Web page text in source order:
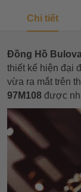
Chi tiết
Đồng Hồ
thiết kế hiện đại
vừa ra mắt trên
97M108 được